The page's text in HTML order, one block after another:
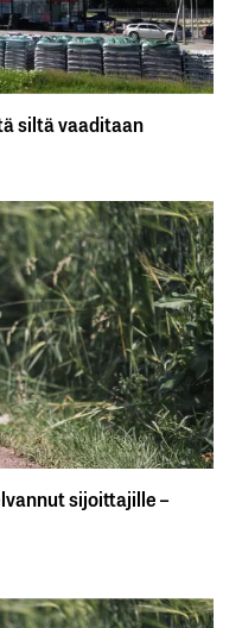
siltä vaaditaan
sijoittajille –